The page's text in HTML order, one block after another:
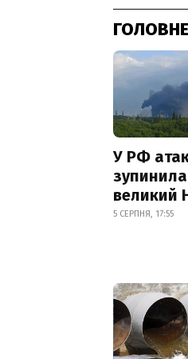
У РФ
великий
5 СЕРПНЯ, 17:55